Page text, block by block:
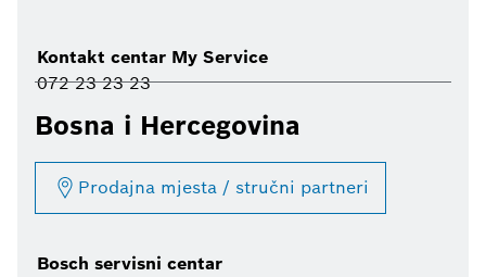
Kontakt centar My Service
072 23 23 23
Bosna i Hercegovina
Prodajna mjesta / stručni partneri
Bosch servisni centar